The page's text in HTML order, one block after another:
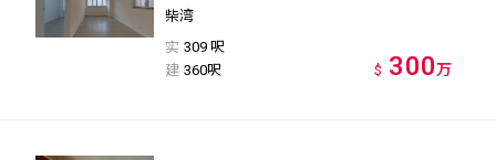
柴湾
实 309 呎
建 360呎 $ 300万